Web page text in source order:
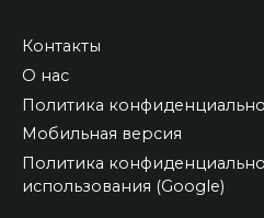
Контакты
О нас
Политика
Мобильная версия
Политика
использования (Google)